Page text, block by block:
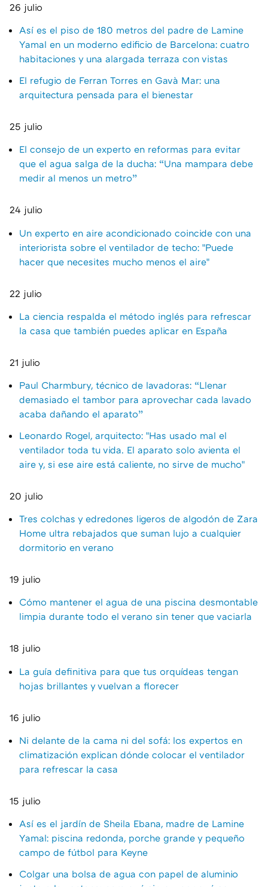
26 julio
Así es el piso de 180 metros del padre de Lamine
Yamal en un moderno edificio de Barcelona: cuatro
habitaciones y una alargada terraza con vistas
El refugio de Ferran Torres en Gavà Mar: una
arquitectura pensada para el bienestar
25 julio
El consejo de un experto en reformas para evitar
que el agua salga de la ducha: “Una mampara debe
medir al menos un metro”
24 julio
Un experto en aire acondicionado coincide con una
interiorista sobre el ventilador de techo: "Puede
hacer que necesites mucho menos el aire"
22 julio
La ciencia respalda el método inglés para refrescar
la casa que también puedes aplicar en España
21 julio
Paul Charmbury, técnico de lavadoras: “Llenar
demasiado el tambor para aprovechar cada lavado
acaba dañando el aparato”
Leonardo Rogel, arquitecto: "Has usado mal el
ventilador toda tu vida. El aparato solo avienta el
aire y, si ese aire está caliente, no sirve de mucho"
20 julio
Tres colchas y edredones ligeros de algodón de Zara
Home ultra rebajados que suman lujo a cualquier
dormitorio en verano
19 julio
Cómo mantener el agua de una piscina desmontable
limpia durante todo el verano sin tener que vaciarla
18 julio
La guía definitiva para que tus orquídeas tengan
hojas brillantes y vuelvan a florecer
16 julio
Ni delante de la cama ni del sofá: los expertos en
climatización explican dónde colocar el ventilador
para refrescar la casa
15 julio
Así es el jardín de Sheila Ebana, madre de Lamine
Yamal: piscina redonda, porche grande y pequeño
campo de fútbol para Keyne
Colgar una bolsa de agua con papel de aluminio